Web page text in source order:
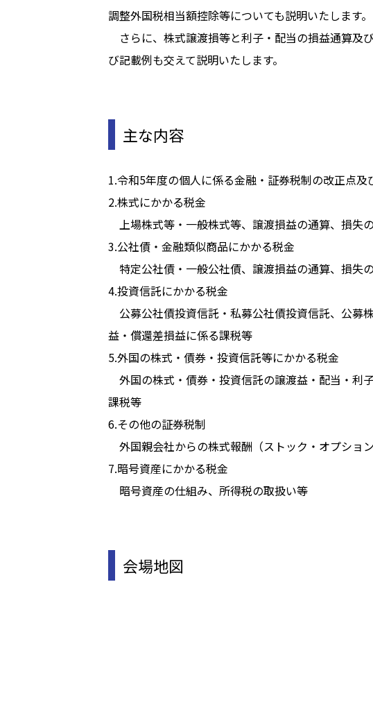
調整外国税相当額控除等についても説明いたします。
さらに、株式譲渡損等と利子・配当の損益通算及
び記載例も交えて説明いたします。
主な内容
1.令和5年度の個人に係る金融・証券税制の改正点及
2.株式にかかる税金
上場株式等・一般株式等、譲渡損益の通算、損失
3.公社債・金融類似商品にかかる税金
特定公社債・一般公社債、譲渡損益の通算、損失
4.投資信託にかかる税金
公募公社債投資信託・私募公社債投資信託、公募
益・償還差損益に係る課税等
5.外国の株式・債券・投資信託等にかかる税金
外国の株式・債券・投資信託の譲渡益・配当・利
課税等
6.その他の証券税制
外国親会社からの株式報酬（ストック・オプショ
7.暗号資産にかかる税金
暗号資産の仕組み、所得税の取扱い等
会場地図